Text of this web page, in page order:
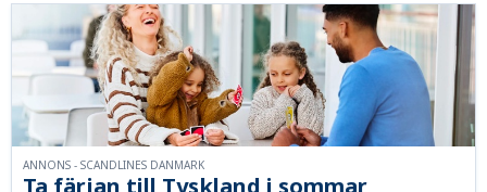
ANNONS - SCANDLINES DANMARK